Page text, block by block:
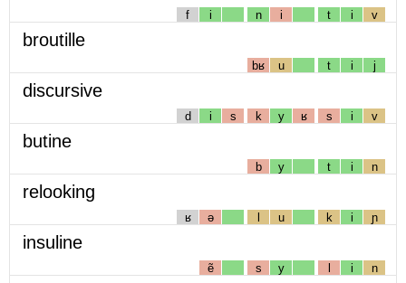
f i n i t i v
broutille
bʁ u t i j
discursive
d i s k y ʁ s i v
butine
b y t i n
relooking
ʁ ə l u k i ɲ
insuline
ẽ s y l i n